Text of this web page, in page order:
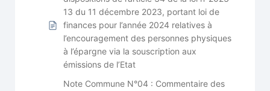
13 du 11 décembre 2023, portant loi de
finances pour l’année 2024 relatives à
l’encouragement des personnes physiques
à l’épargne via la souscription aux
émissions de l’Etat
Note Commune N°04 : Commentaire des